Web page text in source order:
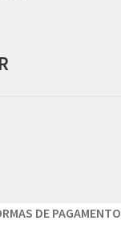
DE PAGAMENTO